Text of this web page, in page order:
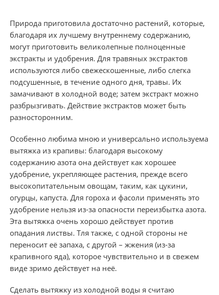
Природа приготовила достаточно растений, которые,
благодаря их лучшему внутреннему содержанию,
могут приготовить великолепные полноценные
экстракты и удобрения. Для травяных экстрактов
используются либо свежескошенные, либо слегка
подсушенные, в течение одного дня, травы. Их
замачивают в холодной воде; затем экстракт можно
разбрызгивать. Действие экстрактов может быть
разносторонним.
Особенно любима мною и универсально используема
вытяжка из крапивы: благодаря высокому
содержанию азота она действует как хорошее
удобрение, укрепляющее растения, прежде всего
высокопитательным овощам, таким, как цукини,
огурцы, капуста. Для гороха и фасоли применять это
удобрение нельзя из-за опасности переизбытка азота.
Эта вытяжка очень хорошо действует против
опадания листвы. Тля также, с одной стороны не
переносит её запаха, с другой – жжения (из-за
крапивного яда), которое чувствительно и в свежем
виде зримо действует на неё.
Сделать вытяжку из холодной воды я считаю